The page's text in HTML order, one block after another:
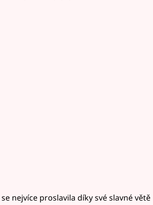
nejvíce proslavila díky své slavné větě